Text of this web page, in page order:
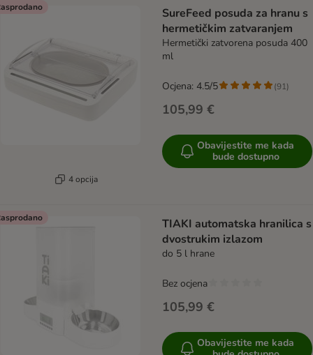
4 opcija
SureFeed posuda za hranu s
hermetičkim zatvaranjem
Hermetički zatvorena posuda 400
ml
105,99 €
Ocjena: 4.5/5 (91)
Obavijestite me kada
bude dostupno
TIAKI automatska hranilica s
dvostrukim izlazom
do 5 l hrane
105,99 €
Bez ocjena
Obavijestite me kada